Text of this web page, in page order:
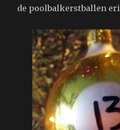
de poolbalkerstballen